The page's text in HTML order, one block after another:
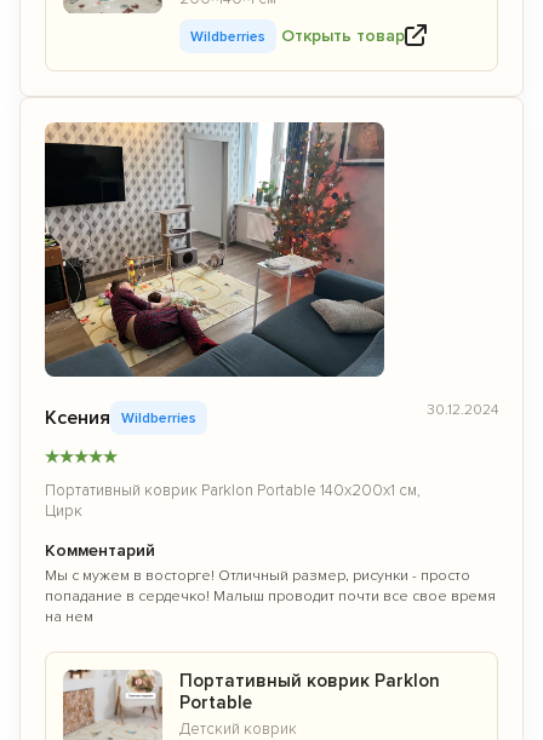
Wildberries Открыть товар
Ксения Wildberries
★★★★★
Портативный коврик Parklon Portable 140x200x1 см,
Цирк
30.12.2024
Комментарий
Мы с мужем в восторге! Отличный размер, рисунки - просто
попадание в сердечко! Малыш проводит почти все свое время
на нем
Портативный коврик Parklon
Portable
Детский коврик